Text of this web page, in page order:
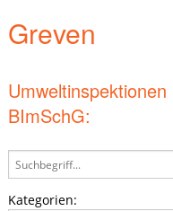
Greven
BImSchG:
Kategorien: